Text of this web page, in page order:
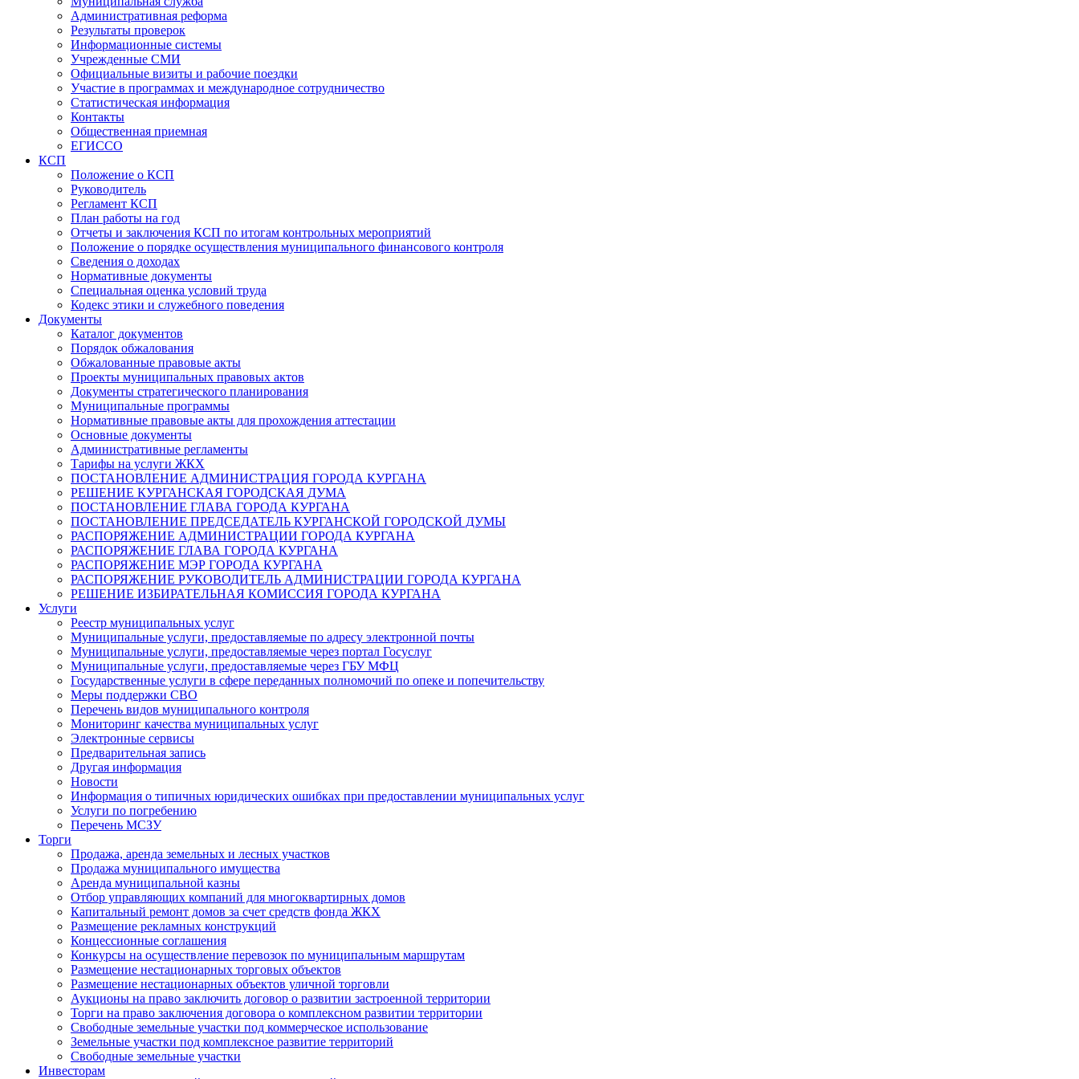
Административная реформа
Результаты проверок
Информационные системы
Учрежденные СМИ
Официальные визиты и рабочие поездки
Участие в программах и международное сотрудничество
Статистическая информация
Контакты
Общественная приемная
ЕГИССО
КСП
Положение о КСП
Руководитель
Регламент КСП
План работы на год
Отчеты и заключения КСП по итогам контрольных мероприятий
Положение о порядке осуществления муниципального финансового контроля
Сведения о доходах
Нормативные документы
Специальная оценка условий труда
Кодекс этики и служебного поведения
Документы
Каталог документов
Порядок обжалования
Обжалованные правовые акты
Проекты муниципальных правовых актов
Документы стратегического планирования
Муниципальные программы
Нормативные правовые акты для прохождения аттестации
Основные документы
Административные регламенты
Тарифы на услуги ЖКХ
ПОСТАНОВЛЕНИЕ АДМИНИСТРАЦИЯ ГОРОДА КУРГАНА
РЕШЕНИЕ КУРГАНСКАЯ ГОРОДСКАЯ ДУМА
ПОСТАНОВЛЕНИЕ ГЛАВА ГОРОДА КУРГАНА
ПОСТАНОВЛЕНИЕ ПРЕДСЕДАТЕЛЬ КУРГАНСКОЙ ГОРОДСКОЙ ДУМЫ
РАСПОРЯЖЕНИЕ АДМИНИСТРАЦИИ ГОРОДА КУРГАНА
РАСПОРЯЖЕНИЕ ГЛАВА ГОРОДА КУРГАНА
РАСПОРЯЖЕНИЕ МЭР ГОРОДА КУРГАНА
РАСПОРЯЖЕНИЕ РУКОВОДИТЕЛЬ АДМИНИСТРАЦИИ ГОРОДА КУРГАНА
РЕШЕНИЕ ИЗБИРАТЕЛЬНАЯ КОМИССИЯ ГОРОДА КУРГАНА
Услуги
Реестр муниципальных услуг
Муниципальные услуги, предоставляемые по адресу электронной почты
Муниципальные услуги, предоставляемые через портал Госуслуг
Муниципальные услуги, предоставляемые через ГБУ МФЦ
Государственные услуги в сфере переданных полномочий по опеке и попечительству
Меры поддержки СВО
Перечень видов муниципального контроля
Мониторинг качества муниципальных услуг
Электронные сервисы
Предварительная запись
Другая информация
Новости
Информация о типичных юридических ошибках при предоставлении муниципальных услуг
Услуги по погребению
Перечень МСЗУ
Торги
Продажа, аренда земельных и лесных участков
Продажа муниципального имущества
Аренда муниципальной казны
Отбор управляющих компаний для многоквартирных домов
Капитальный ремонт домов за счет средств фонда ЖКХ
Размещение рекламных конструкций
Концессионные соглашения
Конкурсы на осуществление перевозок по муниципальным маршрутам
Размещение нестационарных торговых объектов
Размещение нестационарных объектов уличной торговли
Аукционы на право заключить договор о развитии застроенной территории
Торги на право заключения договора о комплексном развитии территории
Свободные земельные участки под коммерческое использование
Земельные участки под комплексное развитие территорий
Свободные земельные участки
Инвесторам